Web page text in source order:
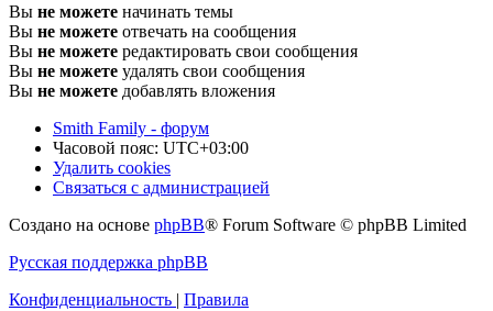
Вы не можете начинать темы
Вы не можете отвечать на сообщения
Вы не можете редактировать свои сообщения
Вы не можете удалять свои сообщения
Вы не можете добавлять вложения
Smith Family - форум
Часовой пояс: UTC+03:00
Удалить cookies
Связаться с администрацией
Создано на основе phpBB® Forum Software © phpBB Limited
Русская поддержка phpBB
Конфиденциальность | Правила